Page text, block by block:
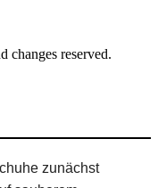
changes reserved.
zunächst